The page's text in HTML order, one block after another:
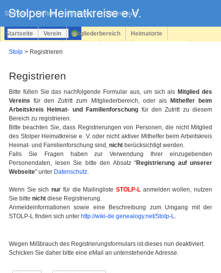
Sitemap Kontakt Impressum Datenschutz
überspringen
Startseite Verein Mitgliederbereich Heimatorte
Stolp Registrieren
Registrieren
Bitte füllen Sie das nachfolgende Formular aus, um sich als Mitglied des
Vereins für den Zutritt zum Mitgliederbereich, oder als
Mithelfer beim
Arbeitskreis Heimat- und Familienforschung für den Zutritt zu diesem
Bereich zu registrieren.
Bitte beachten Sie, dass Registrierungen von Personen, die nicht Mitglied
des Stolper Heimatkreise e. V. oder nicht aktiver Mithelfer beim Arbeitskreis
Heimat- und Familienforschung sind, nicht berücksichtigt werden.
Falls Sie Fragen haben zur Verwendung Ihrer einzugebenden
Personendaten, lesen Sie bitte den Absatz "Registrierung auf unserer
Webseite" unter Datenschutz.
Wenn Sie sichnur für die Mailingliste STOLP-Lanmelden wollen, nutzen
Sie bitte nicht diese Registrierung.
Anmeldeinformationen sowie eine Beschreibung zum Umgang mit der
STOLP-L finden sich unter http://wiki-de.genealogy.net/Stolp-L.
Wegen Mißbrauch des Registrierungsformulars ist dieses nun deaktiviert.
Schicken Sie daher bitte eine eMail an untenstehende Adresse.